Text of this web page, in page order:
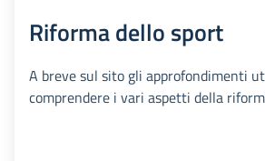
Riforma dello sport
A breve sul sito gli approfondimenti
comprendere i vari aspetti della